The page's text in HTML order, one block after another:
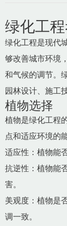
绿化工
绿化工程是现代
够改善城市环境
和气候的调节。
园林设计、施工
植物选择
植物是绿化工程
点和适应环境的
适应性：植物能
抗逆性：植物能
害。
美观度：植物是
调一致。